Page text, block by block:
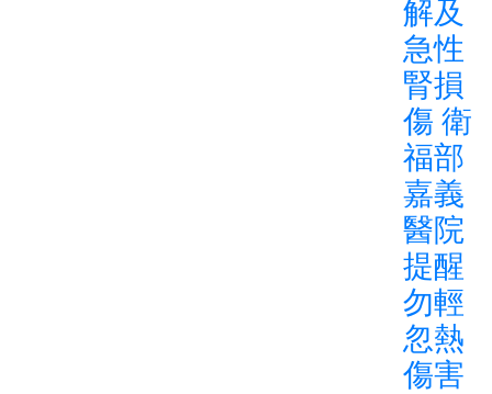
解及
急性
腎損
傷 衛
福部
嘉義
醫院
提醒
勿輕
忽熱
傷害